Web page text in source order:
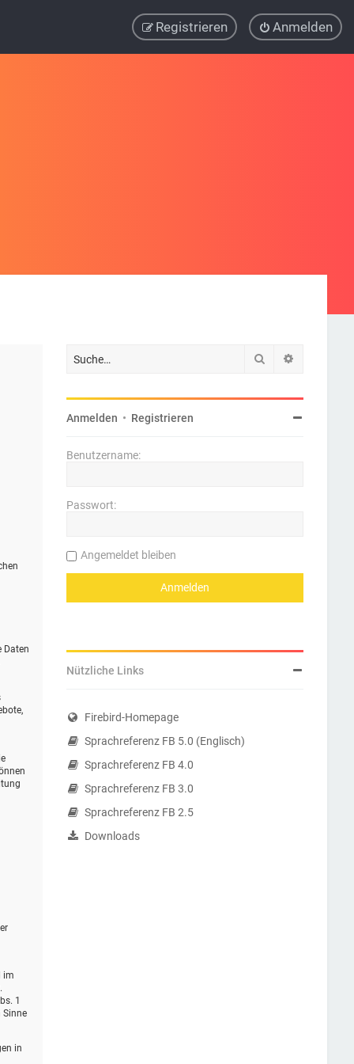
Anmelden
Registrieren
Daten
im
1
Sinne
in
Suche
Anmelden • Registrieren
Benutzername:
Passwort:
Angemeldet bleiben
Nützliche Links
Firebird-Homepage
Sprachreferenz FB 5.0 (Englisch)
Sprachreferenz FB 4.0
Sprachreferenz FB 3.0
Sprachreferenz FB 2.5
Downloads